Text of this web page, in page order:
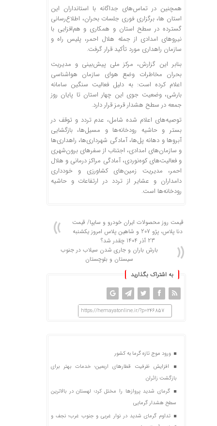
همچنین در تماس‌های جداگانه با استانداران این
استان ها، برگزاری فوری جلسات بحران، اطلاع‌رسانی
گسترده در سطح استان و همکاری و هم‌افزایی با
نیروهای امدادی از جمله هلال احمر، پلیس راه و
سازمان راهداری مورد تأکید قرار گرفت.
بنابر این گزارش، مرکز ملی پیش‌بینی و مدیریت
بحران مخاطرات وضع هوای سازمان هواشناسی
اعلام کرده است: به دلیل فعالیت سنگین سامانه
بارشی، وضعیت جوی این چهار استان‌ تا پایان روز
جمعه در سطح هشدار قرمز قرار دارد.
توصیه‌های اعلام شده شامل، عدم تردد و توقف در
بستر و حاشیه رودخانه‌ها و مسیل‌ها، بازگشایی
آبروها و دهانه پل‌ها، آمادگی شهرداری‌ها، راهداری‌ها
و سازمان‌های امدادی، اجتناب از سفرهای برون‌شهری
و فعالیت‌های کوه‌نوردی، آمادگی مراکز درمانی و هلال
احمر، مدیریت زمین‌های کشاورزی و خودداری
دامداران و عشایر از تردد در ارتفاعات و حاشیه
رودخانه‌ها است.
قیمت روز محصولات ایران خودرو و سایپا/ قیمت
دنا پلاس، پژو 207 و شاهین پلاس امروز یکشنبه
23 آذر 1404 چقدر شد؟
بارش باران و جاری شدن سیلاب در جنوب
سیستان و بلوچستان
به اشتراک بگذارید
https://hemayatonline.ir/?p=246857
ورود موج تازه گرما به کشور
افزایش ظرفیت قطارهای اربعین؛ خدمات بهتر برای
بازگشت زائران
گرمای شدید پروازها را مختل کرد؛ لهستان در بالاترین
سطح هشدار گرمایی
تداوم گرمای شدید در نوار غربی و جنوب غرب؛ نجف و